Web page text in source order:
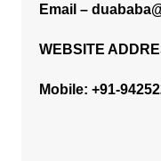
Email –
WEBSITE
Mobile: +91-